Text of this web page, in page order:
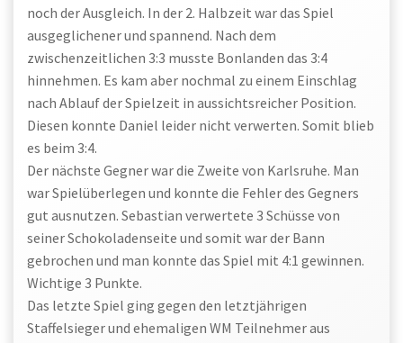
noch der Ausgleich. In der 2. Halbzeit war das Spiel
ausgeglichener und spannend. Nach dem
zwischenzeitlichen 3:3 musste Bonlanden das 3:4
hinnehmen. Es kam aber nochmal zu einem Einschlag
nach Ablauf der Spielzeit in aussichtsreicher Position.
Diesen konnte Daniel leider nicht verwerten. Somit blieb
es beim 3:4.
Der nächste Gegner war die Zweite von Karlsruhe. Man
war Spielüberlegen und konnte die Fehler des Gegners
gut ausnutzen. Sebastian verwertete 3 Schüsse von
seiner Schokoladenseite und somit war der Bann
gebrochen und man konnte das Spiel mit 4:1 gewinnen.
Wichtige 3 Punkte.
Das letzte Spiel ging gegen den letztjährigen
Staffelsieger und ehemaligen WM Teilnehmer aus